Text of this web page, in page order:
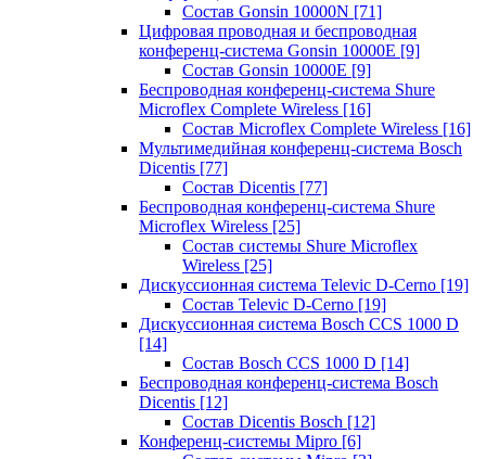
Состав Gonsin 10000N [71]
Цифровая проводная и беспроводная
конференц-система Gonsin 10000E [9]
Состав Gonsin 10000E [9]
Беспроводная конференц-система Shure
Microflex Complete Wireless [16]
Состав Microflex Complete Wireless [16]
Мультимедийная конференц-система Bosch
Dicentis [77]
Состав Dicentis [77]
Беспроводная конференц-система Shure
Microflex Wireless [25]
Состав системы Shure Microflex
Wireless [25]
Дискуссионная система Televic D-Cerno [19]
Состав Televic D-Cerno [19]
Дискуссионная система Bosch CCS 1000 D
[14]
Состав Bosch CCS 1000 D [14]
Беспроводная конференц-система Bosch
Dicentis [12]
Состав Dicentis Bosch [12]
Конференц-системы Mipro [6]